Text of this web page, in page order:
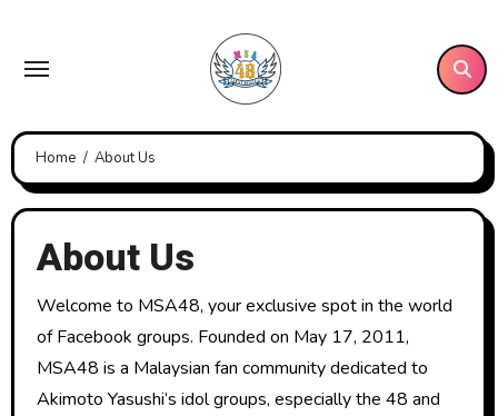
content
Home About Us
About Us
Welcome to MSA48, your exclusive spot in the world
of Facebook groups. Founded on May 17, 2011,
MSA48 is a Malaysian fan community dedicated to
Akimoto Yasushi’s idol groups, especially the 48 and